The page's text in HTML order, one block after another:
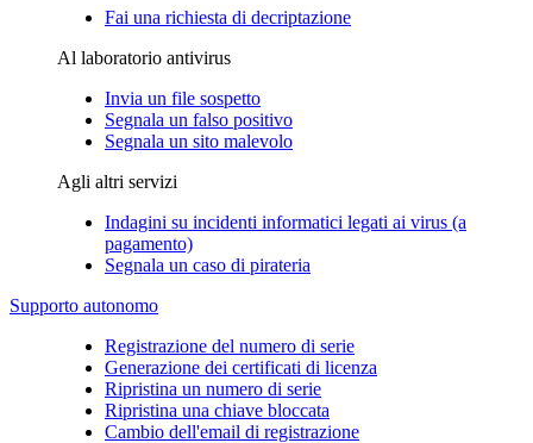
Fai una richiesta di decriptazione
Al laboratorio antivirus
Invia un file sospetto
Segnala un falso positivo
Segnala un sito malevolo
Agli altri servizi
Indagini su incidenti informatici legati ai virus (a
pagamento)
Segnala un caso di pirateria
Supporto autonomo
Registrazione del numero di serie
Generazione dei certificati di licenza
Ripristina un numero di serie
Ripristina una chiave bloccata
Cambio dell'email di registrazione